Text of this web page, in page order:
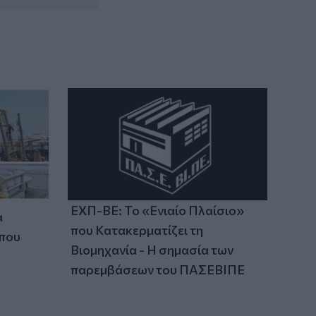
απαιτείται προσοχή και ποια
συμπτώματα δεν πρέπει να αγνοούμε
ΕΧΠ-ΒΕ: Το «Ενιαίο Πλαίσιο»
που Κατακερματίζει τη
Βιομηχανία - Η σημασία των
παρεμβάσεων του ΠΑΣΕΒΙΠΕ